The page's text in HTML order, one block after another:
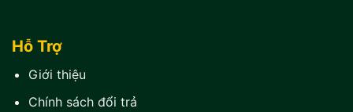
Hỗ Trợ
Giới thiệu
Chính sách đổi trả